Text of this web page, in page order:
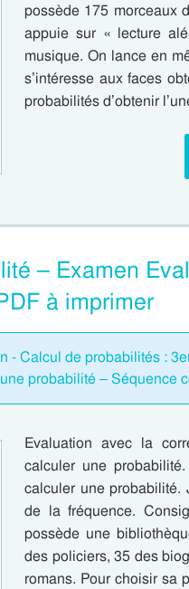
possède 175 morceaux
appuie sur « lecture
musique. On lance en
s’intéresse aux faces
probabilités d’obtenir
– Examen
à imprimer
- Calcul de probabilités :
probabilité – Séquence
Evaluation avec la
calculer une
calculer une probabilité.
de la fréquence.
possède une
des policiers, 35 des
romans. Pour choisir sa